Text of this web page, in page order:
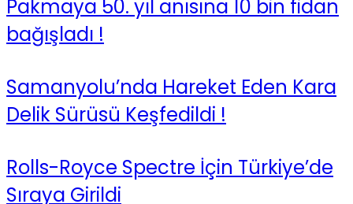
Pakmaya 50. yıl anısına 10 bin fidan
bağışladı !
Samanyolu’nda Hareket Eden Kara
Delik Sürüsü Keşfedildi !
Rolls-Royce Spectre İçin Türkiye’de
Sıraya Girildi